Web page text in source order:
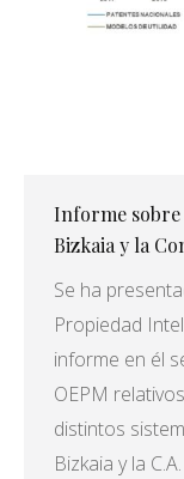
Informe
Bizkaia y la
Se ha
Propiedad
informe en él
OEPM
distintos
Bizkaia y la